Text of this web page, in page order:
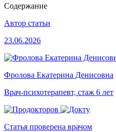
Содержание
Автор статьи
23.06.2026
Фролова Екатерина Денисовна
Врач-психотерапевт, стаж 6 лет
Статья проверена врачом